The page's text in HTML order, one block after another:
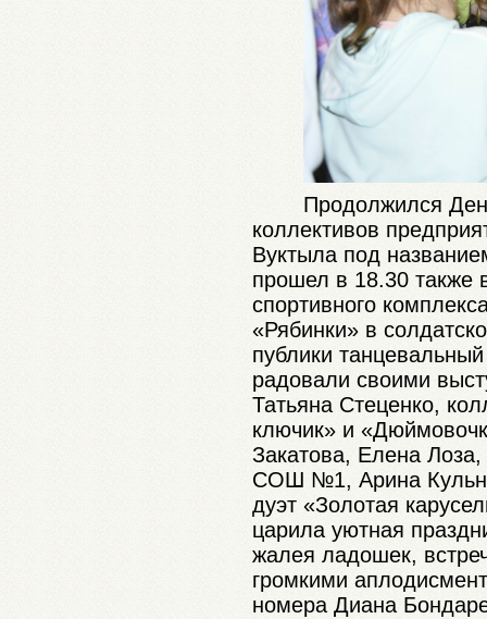
Продолжился
коллективов
Вуктыла под
прошел в 18.30 также
спортивного
«Рябинки» в
публики
радовали своими
Татьяна Стеценко,
ключик» и
Закатова, Елена
СОШ №1, Арина
дуэт «Золотая
царила уютная
жалея ладошек,
громкими
номера Диана